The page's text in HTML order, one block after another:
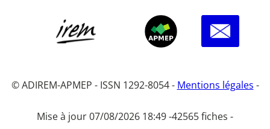
© ADIREM-APMEP - ISSN 1292-8054 - Mentions légales -
Mise à jour 07/08/2026 18:49 -42565 fiches -